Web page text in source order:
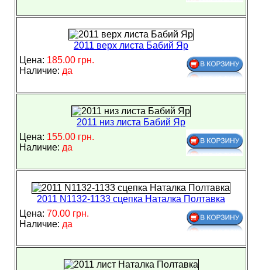
2011 верх листа Бабий Яр
Цена: 185.00 грн.
Наличие: да
2011 низ листа Бабий Яр
Цена: 155.00 грн.
Наличие: да
2011 N1132-1133 сцепка Наталка Полтавка
Цена: 70.00 грн.
Наличие: да